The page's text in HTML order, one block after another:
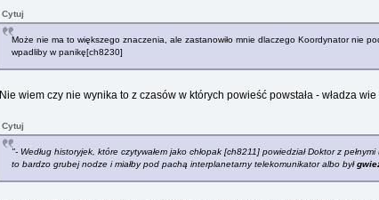
Cytuj
Może nie ma to większego znaczenia, ale zastanowiło mnie dlaczego Koordynator nie
wpadliby w panikę[ch8230]
Nie wiem czy nie wynika to z czasów w których powieść powstała - władza
Cytuj
"- Według historyjek, które czytywałem jako chłopak [ch8211] powiedział Doktor z
to bardzo grubej nodze i miałby pod pachą interplanetarny telekomunikator albo był